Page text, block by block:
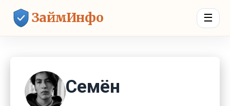
ЗаймИнфо ☰
Семён